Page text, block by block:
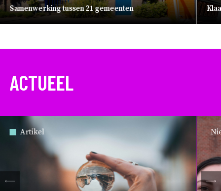
Samenwerking tussen 21 gemeenten
ACTUEEL
Artikel